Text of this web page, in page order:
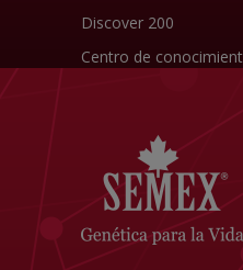
Discover 200
Centro de